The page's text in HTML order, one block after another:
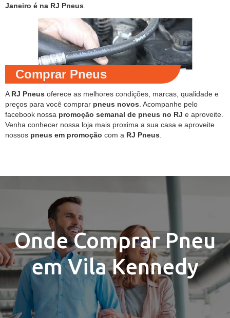
Janeiro é na RJ Pneus
Comprar Pneus
A RJ Pneus oferece as melhores condições, marcas, qualidade e
preços para você comprar pneus novos . Acompanhe pelo
facebook nossa promoção semanal de pneus no RJ e aproveite.
Venha conhecer nossa loja mais proxima a sua casa e aproveite
nossos pneus em promoção com a RJ Pneus
Onde Comprar Pneu
em Vila Kennedy